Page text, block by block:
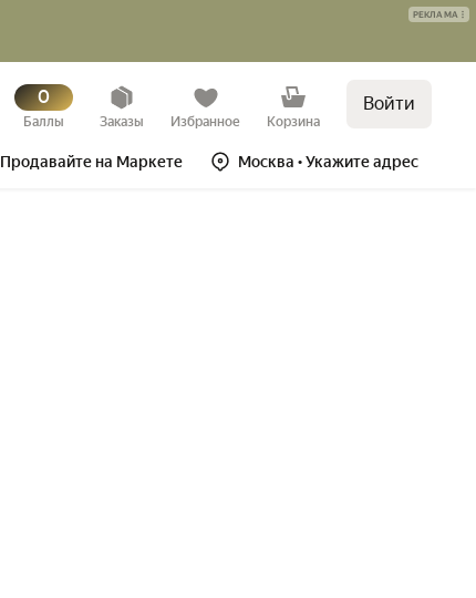
0
Баллы Заказы Избранное Корзина
Войти
Продавайте на Маркете Москва • Укажите адрес
РЕКЛАМА